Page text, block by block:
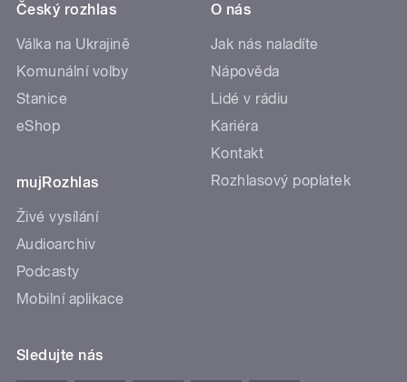
Český rozhlas
Válka na Ukrajině
Komunální volby
Stanice
eShop
mujRozhlas
Živé vysílání
Audioarchiv
Podcasty
Mobilní aplikace
O nás
Jak nás naladíte
Nápověda
Lidé v rádiu
Kariéra
Kontakt
Rozhlasový poplatek
Sledujte nás